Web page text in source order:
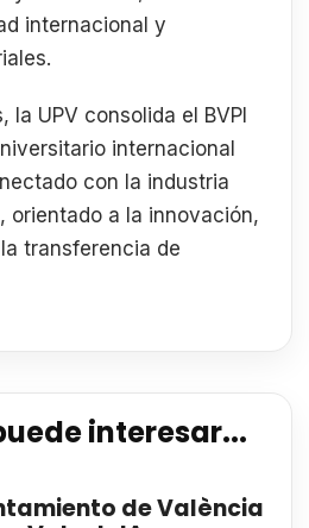
internacional y
la UPV consolida el BVPI
internacional
con la industria
orientado a la innovación,
transferencia de
interesar...
de València